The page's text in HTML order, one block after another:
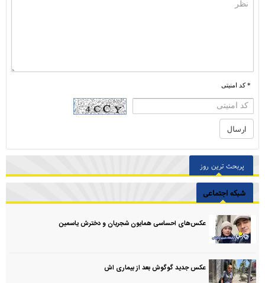
* کد امنیتی
پربحث ترین روز
شبکه اجتماعی
عکس‌های احساسی همایون شجریان و دخترش یاسمین
عکس جدید گوگوش بعد از بیماری اش